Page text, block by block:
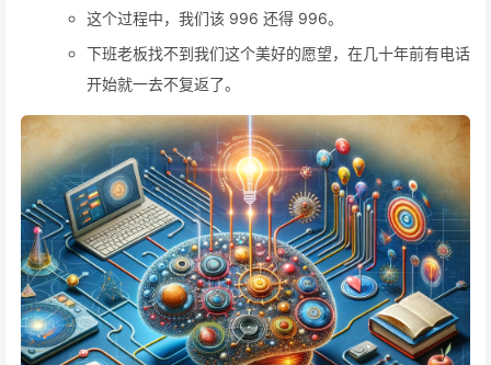
这个过程中，我们该 996 还得 996。
下班老板找不到我们这个美好的愿望，在几十年前有电话
开始就一去不复返了。